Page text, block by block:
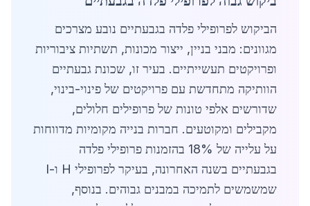
הביקוש לפרופילי פלדה בגבעתיים נובע מצרכים
מגוונים: מבני בניין, ייצור מכונות, תשתיות ציבוריות
ופרויקטים תעשייתיים. בעיר זו, שכונת גבעתיים
הוותיקה מתחדשת עם פרויקטים של פינוי-בינוי,
שדורשים אלפי טונות של פרופילים חלולים,
מקבילים ומקוטעים. חברות בנייה מקומיות מדווחות
על עלייה של 18% בהזמנות פרופילי פלדה
בגבעתיים בשנה האחרונה, בעיקר לפרופילי H ו-I
שמשמשים לתמיכה במבנים גבוהים. בנוסף,